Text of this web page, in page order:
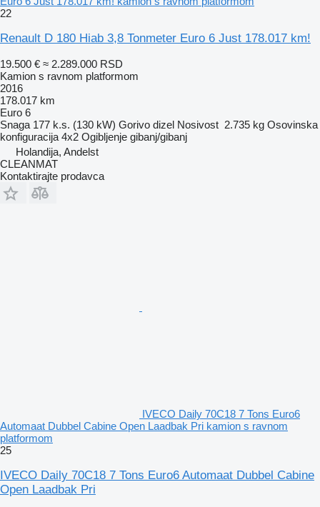
22
Renault D 180 Hiab 3,8 Tonmeter Euro 6 Just 178.017 km!
19.500 € ≈ 2.289.000 RSD
Kamion s ravnom platformom
2016
178.017 km
Euro 6
Snaga 177 k.s. (130 kW) Gorivo dizel Nosivost 2.735 kg Osovinska
konfiguracija 4x2 Ogibljenje gibanj/gibanj
Holandija, Andelst
CLEANMAT
Kontaktirajte prodavca
IVECO Daily 70C18 7 Tons Euro6
Automaat Dubbel Cabine Open Laadbak Pri kamion s ravnom
platformom
25
IVECO Daily 70C18 7 Tons Euro6 Automaat Dubbel Cabine
Open Laadbak Pri